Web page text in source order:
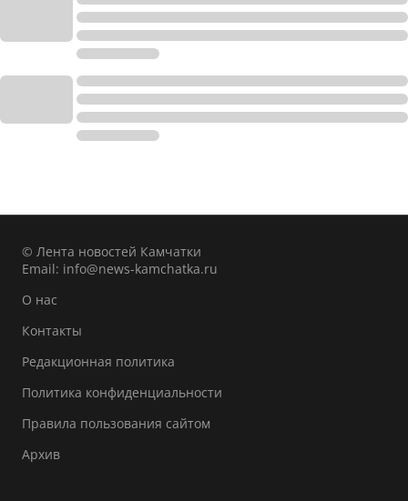
© Лента новостей Камчатки
Email: info@news-kamchatka.ru
О нас
Контакты
Редакционная политика
Политика конфиденциальности
Правила пользования сайтом
Архив